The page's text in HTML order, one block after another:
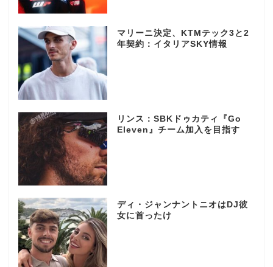
マリーニ決定、KTMテック3と2
年契約：イタリアSKY情報
リンス：SBKドゥカティ『Go
Eleven』チーム加入を目指す
ディ・ジャンナントニオはDJ彼
女に首ったけ